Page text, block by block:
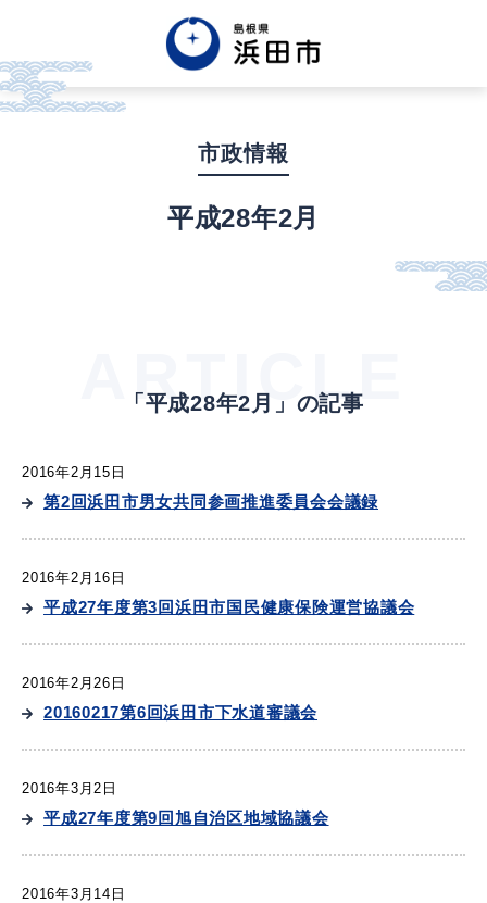
Tiếng việt
健康・福祉・子育て
産業・ビジネス
教育・文化・
観光・飲食
場面から探す
市政情報
平成28年2月
ARTICLE
「平成28年2月」の記事
2016年2月15日
第2回浜田市男女共同参画推進委員会会議録
2016年2月16日
平成27年度第3回浜田市国民健康保険運営協議会
2016年2月26日
20160217第6回浜田市下水道審議会
2016年3月2日
平成27年度第9回旭自治区地域協議会
2016年3月14日